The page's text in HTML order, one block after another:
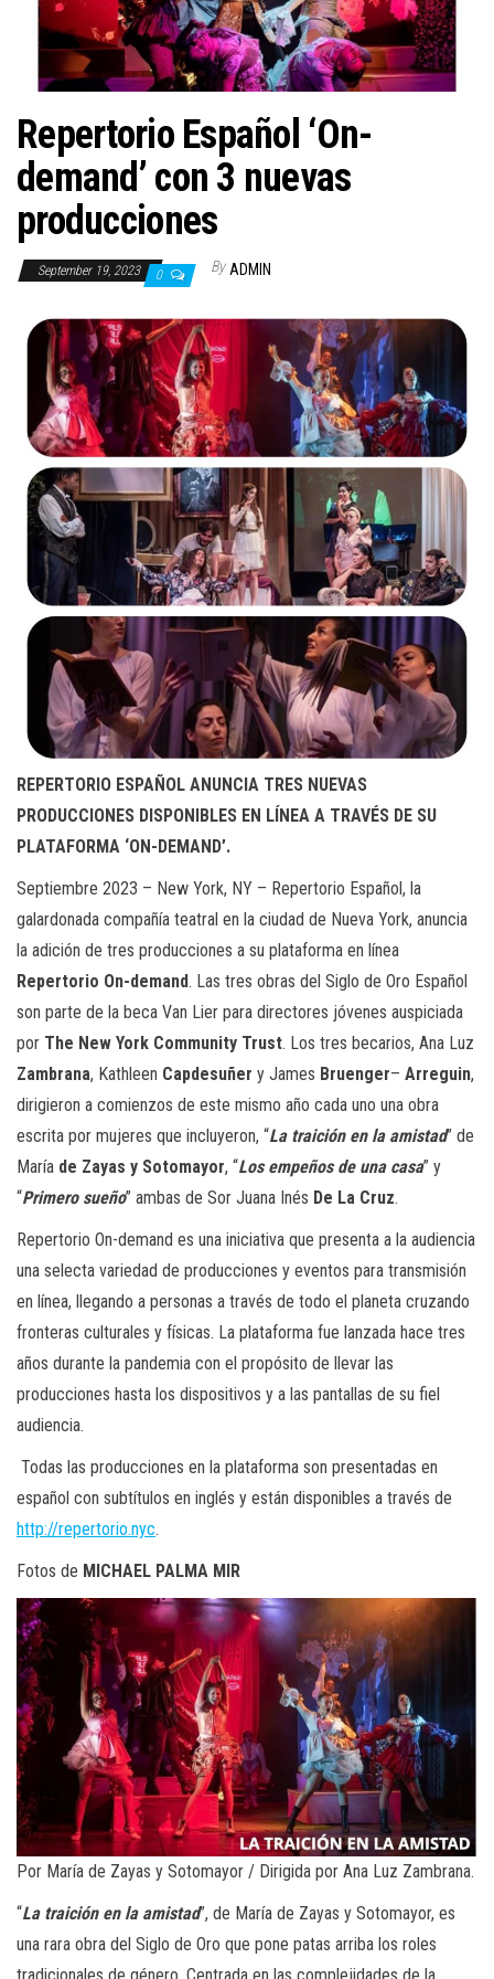
Repertorio Español ‘On-
demand’ con 3 nuevas
producciones
September 19, 2023 0 By ADMIN
REPERTORIO ESPAÑOL ANUNCIA TRES NUEVAS
PRODUCCIONES DISPONIBLES EN LÍNEA A TRAVÉS DE SU
PLATAFORMA ‘ON-DEMAND’.
Septiembre 2023 – New York, NY – Repertorio Español, la
galardonada compañía teatral en la ciudad de Nueva York, anuncia
la adición de tres producciones a su plataforma en línea
Repertorio On-demand. Las tres obras del Siglo de Oro Español
son parte de la beca Van Lier para directores jóvenes auspiciada
por The New York Community Trust. Los tres becarios, Ana Luz
Zambrana, Kathleen Capdesuñer y James Bruenger– Arreguin,
dirigieron a comienzos de este mismo año cada uno una obra
escrita por mujeres que incluyeron, “La traición en la amistad” de
María de Zayas y Sotomayor, “Los empeños de una casa” y
“Primero sueño” ambas de Sor Juana Inés De La Cruz.
Repertorio On-demand es una iniciativa que presenta a la audiencia
una selecta variedad de producciones y eventos para transmisión
en línea, llegando a personas a través de todo el planeta cruzando
fronteras culturales y físicas. La plataforma fue lanzada hace tres
años durante la pandemia con el propósito de llevar las
producciones hasta los dispositivos y a las pantallas de su fiel
audiencia.
Todas las producciones en la plataforma son presentadas en
español con subtítulos en inglés y están disponibles a través de
http://repertorio.nyc.
Fotos de MICHAEL PALMA MIR
Por María de Zayas y Sotomayor / Dirigida por Ana Luz Zambrana.
“La traición en la amistad”, de María de Zayas y Sotomayor, es
una rara obra del Siglo de Oro que pone patas arriba los roles